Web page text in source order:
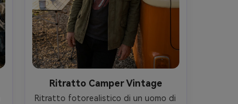
Ritratto Camper Vintage
Ritratto fotorealistico di un uomo di